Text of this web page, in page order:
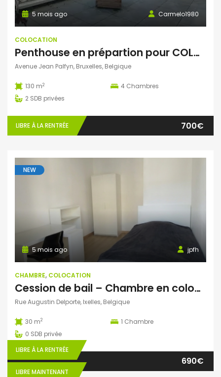
Carmelo1980
5 mois ago
COLOCATION
Penthouse en prépartion pour COLOC
Avenue Jean Palfyn, Bruxelles, Belgique
130 m2 4 Chambres
2 SDB privées
LIBRE À LA RENTRÉE 700€
NEW
jpfh
5 mois ago
CHAMBRE, COLOCATION
Cession de bail – Chambre en coloc à Ixelles
Rue Augustin Delporte, Ixelles, Belgique
30 m2 1 Chambre
0 SDB privée
LIBRE À LA RENTRÉE
LIBRE MAINTENANT
690€